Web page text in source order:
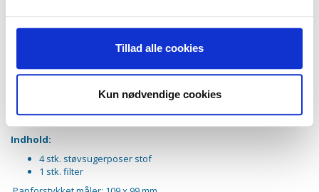
Tillad alle cookies
Kun nødvendige cookies
Daewoo RC407
Daewoo RC450
Daewoo RC609D
Daewoo RC705D
Daewoo RC805A
Indhold:
4 stk. støvsugerposer stof
1 stk. filter